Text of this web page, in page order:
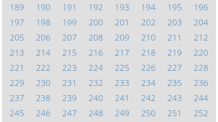
189
190 191 192 193 194 195
196
197
198 199 200 201 202 203
204
205
206 207 208 209 210 211
212
213
214 215 216 217 218 219
220
221
222 223 224 225 226 227
228
229
230 231 232 233 234 235
236
237
238 239 240 241 242 243
244
245
246 247 248 249 250 251
252